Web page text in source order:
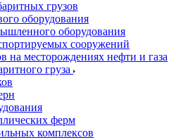
грузов
оборудования
оборудования
сооружений
на месторождениях нефти и газа
груза
ферм
комплексов